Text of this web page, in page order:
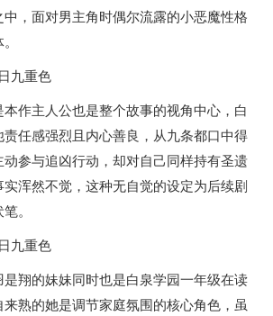
，面对男主角时偶尔流露的小恶魔性格
作主人公也是整个故事的视角中心，白
任感强烈且内心善良，从九条都口中得
参与追凶行动，却对自己同样持有圣遗
浑然不觉，这种无自觉的设定为后续剧
。
翔的妹妹同时也是白泉学园一年级在读
熟的她是调节家庭氛围的核心角色，虽